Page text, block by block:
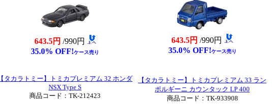
643.5円 /990円
35.0% OFF!ケース売り
643.5円 /990円
35.0% OFF!ケース売り
【タカラトミー】トミカプレミアム 32 ホンダ
NSX Type S
商品コード：TK-212423
【タカラトミー】トミカプレミアム 33 ラン
ボルギーニ カウンタック LP 400
商品コード：TK-933908